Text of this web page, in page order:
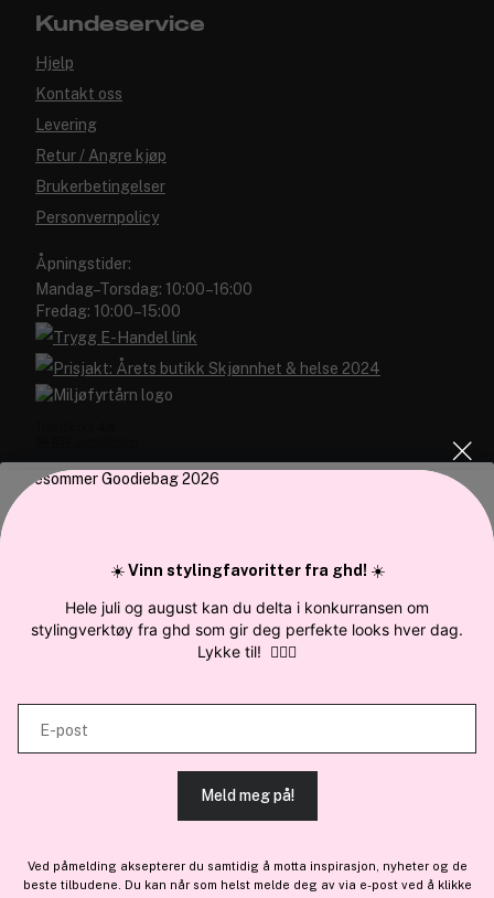
Vi bruker informasjonskapsler for å gi innhold og annonser et
analysere trafikken vår. Vi deler dessuten informasjon om hvordan du
bruker nettstedet vårt, med partnerne våre innen sosiale medier,
informasjon du har gjort tilgjengelig for dem, eller som de har samlet
inn gjennom din bruk av tjenestene deres.
TILLAT ALLE COOKIES
Kundeservice
Hjelp
Kontakt oss
Levering
Retur / Angre kjøp
Brukerbetingelser
Personvernpolicy
Åpningstider:
Mandag–Torsdag: 10:00–16:00
Fredag: 10:00–15:00
Blivakker.no
Bli medlem helt gratis - få poeng og eksklusive rabattkoder.
Brandsdal Group AS
For personlig veiledning om profesjonelle hårprodukter, klikk
☀️Vinn stylingfavoritter fra ghd! ☀️
Hele juli og august kan du delta i konkurransen om
stylingverktøy fra ghd som gir deg perfekte looks hver dag.
Lykke til! 💇‍♀️✨
E-post
Meld meg på!
Ved påmelding aksepterer du samtidig å motta inspirasjon, nyheter og de
beste tilbudene. Du kan når som helst melde deg av via e-post ved å klikke